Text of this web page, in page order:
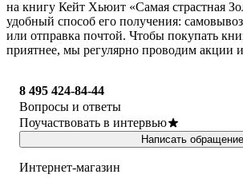
на книгу Кейт Хьюит «Самая страстная
удобный способ его получения:
или отправка почтой. Чтобы покупать
приятнее, мы регулярно проводим акции
8 495 424-84-44
Вопросы и ответы
Поучаствовать в интервью
Написать обращение
Интернет-магазин